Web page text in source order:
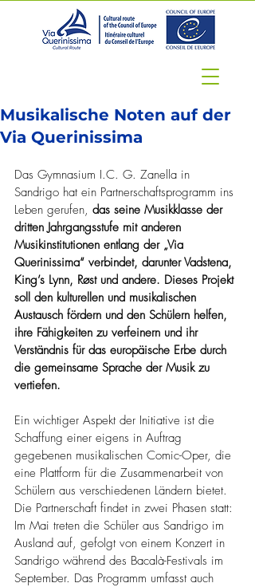
Musikalische Noten auf der
Via Querinissima
Das Gymnasium I.C. G. Zanella in
Sandrigo hat ein Partnerschaftsprogramm ins
Leben gerufen, das seine Musikklasse der
dritten Jahrgangsstufe mit anderen
Musikinstitutionen entlang der „Via
Querinissima“ verbindet, darunter Vadstena,
King’s Lynn, Røst und andere. Dieses Projekt
soll den kulturellen und musikalischen
Austausch fördern und den Schülern helfen,
ihre Fähigkeiten zu verfeinern und ihr
Verständnis für das europäische Erbe durch
die gemeinsame Sprache der Musik zu
vertiefen.
Ein wichtiger Aspekt der Initiative ist die
Schaffung einer eigens in Auftrag
gegebenen musikalischen Comic-Oper, die
eine Plattform für die Zusammenarbeit von
Schülern aus verschiedenen Ländern bietet.
Die Partnerschaft findet in zwei Phasen statt:
Im Mai treten die Schüler aus Sandrigo im
Ausland auf, gefolgt von einem Konzert in
Sandrigo während des Bacalà-Festivals im
September. Das Programm umfasst auch